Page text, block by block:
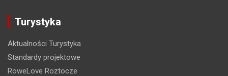
Turystyka
Aktualności Turystyka
Standardy projektowe
RoweLove Roztocze